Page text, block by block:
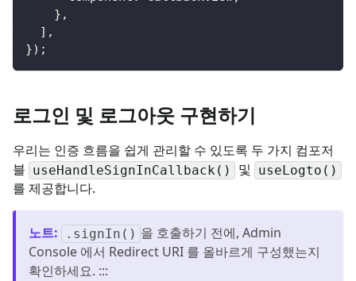
} ,
] ,
}) ;
로그인 및 로그아웃 구현하기
우리는 인증 흐름을 쉽게 관리할 수 있도록 두 가지 컴포저
블 useHandleSignInCallback() 및 useLogto()
를 제공합니다.
노트: .signIn() 을 호출하기 전에, Admin
Console 에서 Redirect URI 를 올바르게 구성했는지
확인하세요. :::